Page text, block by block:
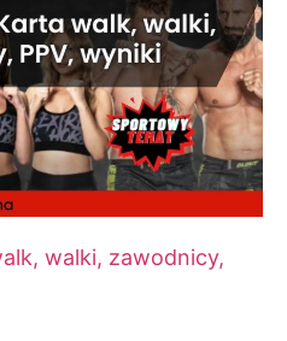
walki, zawodnicy,